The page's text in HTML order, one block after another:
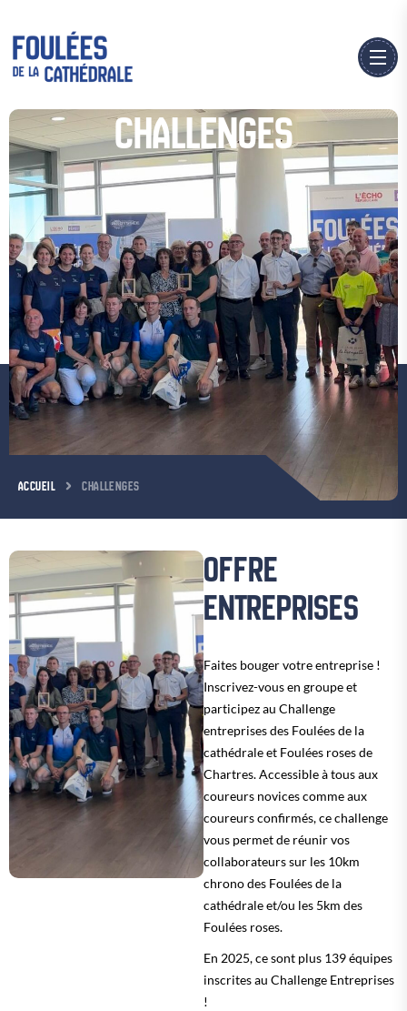
CHALLENGES
ACCUEIL CHALLENGES
OFFRE
ENTREPRISES
Faites bouger votre entreprise !
Inscrivez-vous en groupe et
participez au Challenge
entreprises des Foulées de la
cathédrale et Foulées roses de
Chartres. Accessible à tous aux
coureurs novices comme aux
coureurs confirmés, ce challenge
vous permet de réunir vos
collaborateurs sur les 10km
chrono des Foulées de la
cathédrale et/ou les 5km des
Foulées roses.
En 2025, ce sont plus 139 équipes
inscrites au Challenge Entreprises
!